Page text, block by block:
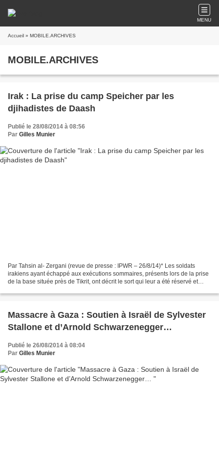
MENU
Accueil » MOBILE.ARCHIVES
MOBILE.ARCHIVES
Irak : La prise du camp Speicher par les
djihadistes de Daash
Publié le 28/08/2014 à 08:56
Par Gilles Munier
Par Tahsin al- Zergani (revue de presse : IPWR – 26/8/14)* Les soldats
irakiens ayant échappé aux exécutions sommaires, présents lors de la prise
de la base située près de Tikrit, ont décrit le sort qui leur a été réservé et
Massacre à Gaza : Soutien à Israël de Sylvester
Stallone et d’Arnold Schwarzenegger…
Publié le 26/08/2014 à 08:04
Par Gilles Munier